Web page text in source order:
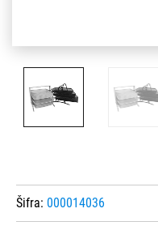
Šifra: 000014036